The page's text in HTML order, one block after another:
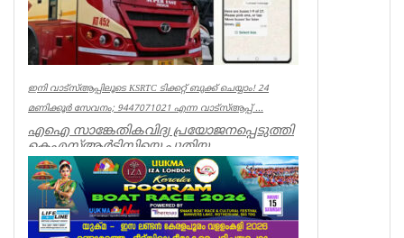
ഇനി വാട്‌സ്ആപ്പിലൂടെ KSRTC ടിക്കറ്റ് ബുക്ക് ചെയ്യാം! 24
മണിക്കൂർ സേവനം; 9447071021 എന്ന വാട്സ്ആപ്പ് ...
എഐ സാങ്കേതികവിദ്യ പ്രയോജനപ്പെടുത്തി
കെഎസ്ആർടിസിയെ പുതിയ
യുഗത്തിലേക്ക് നയിക്കുകയാണ് ലക്ഷ്യമെന്ന്
ഗതാ...
Kerala